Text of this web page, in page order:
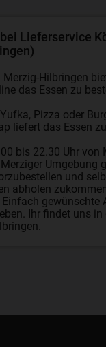
Lieferservice
Merzig-Hilbringen
das Essen zu
Pizza oder
liefert das Essen
bis 22.30 Uhr von
Umgebung
und
abholen
gewünschte
Ihr findet uns in